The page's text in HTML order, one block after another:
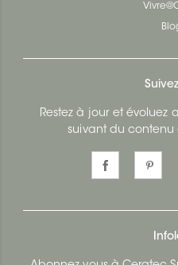
Restez à jour et évoluez
suivant du